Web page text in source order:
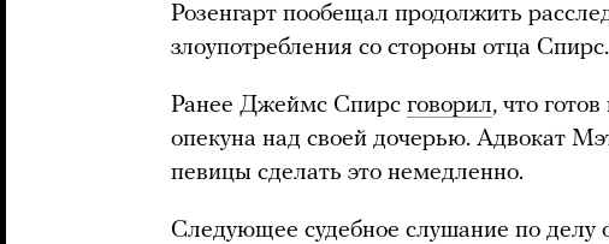
Розенгарт пообещал продолжить
злоупотребления со стороны отца Спирс.
Ранее Джеймс Спирс говорил, что
опекуна над своей дочерью. Адвокат
певицы сделать это немедленно.
Следующее судебное слушание по делу